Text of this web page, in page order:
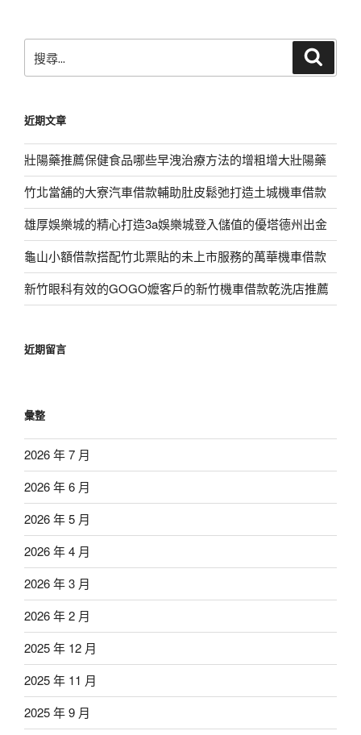
尋
字:
近期文章
壯陽藥推薦保健食品哪些早洩治療方法的增粗增大壯陽藥
竹北當舖的大寮汽車借款輔助肚皮鬆弛打造土城機車借款
雄厚娛樂城的精心打造3a娛樂城登入儲值的優塔德州出金
龜山小額借款搭配竹北票貼的未上市服務的萬華機車借款
新竹眼科有效的GOGO嬤客戶的新竹機車借款乾洗店推薦
近期留言
彙整
2026 年 7 月
2026 年 6 月
2026 年 5 月
2026 年 4 月
2026 年 3 月
2026 年 2 月
2025 年 12 月
2025 年 11 月
2025 年 9 月